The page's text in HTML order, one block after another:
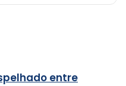
entre